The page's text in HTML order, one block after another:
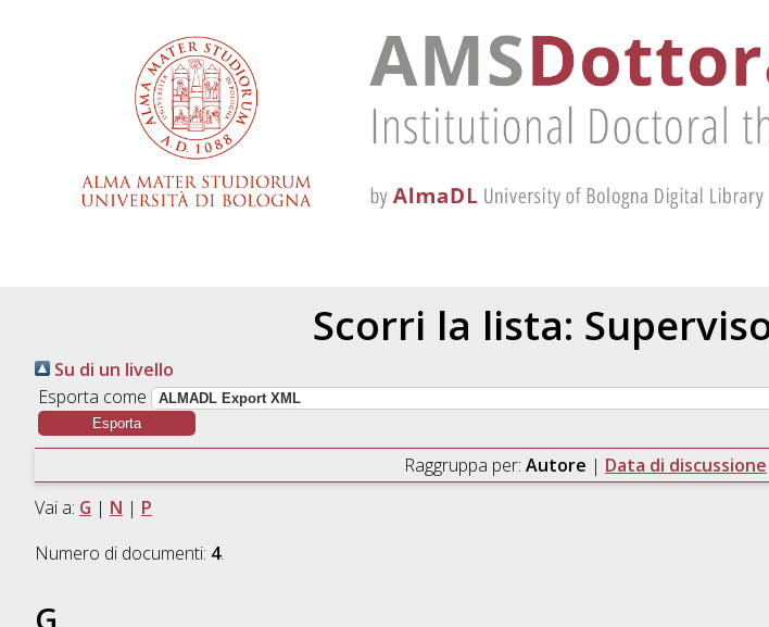
Scorri la lista:
Su di un livello
Esporta come
Raggruppa per: Autore | Data di discussione
Vai a: G | N | P
Numero di documenti: 4.